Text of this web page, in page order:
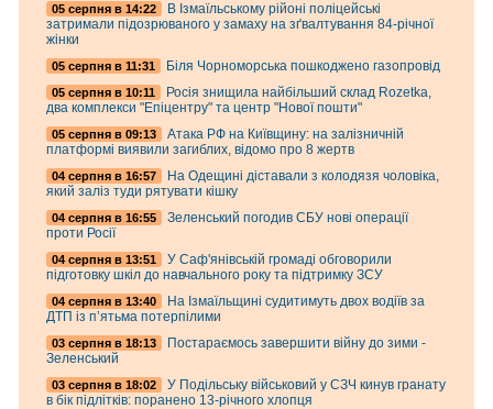
05 серпня в 14:22
В Ізмаїльському рійоні поліцейські
затримали підозрюваного у замаху на зґвалтування 84-річної
жінки
05 серпня в 11:31 Біля Чорноморська пошкоджено газопровід
05 серпня в 10:11
Росія знищила найбільший склад Rozetka,
два комплекси "Епіцентру" та центр "Нової пошти"
05 серпня в 09:13
Атака РФ на Київщину: на залізничній
платформі виявили загиблих, відомо про 8 жертв
04 серпня в 16:57
На Одещині діставали з колодязя чоловіка,
який заліз туди рятувати кішку
04 серпня в 16:55
Зеленський погодив СБУ нові операції
проти Росії
04 серпня в 13:51
У Саф'янівській громаді обговорили
підготовку шкіл до навчального року та підтримку ЗСУ
04 серпня в 13:40
На Ізмаїльщині судитимуть двох водіїв за
ДТП із п’ятьма потерпілими
03 серпня в 18:13
Постараємось завершити війну до зими -
Зеленський
03 серпня в 18:02
У Подільську військовий у СЗЧ кинув гранату
в бік підлітків: поранено 13-річного хлопця